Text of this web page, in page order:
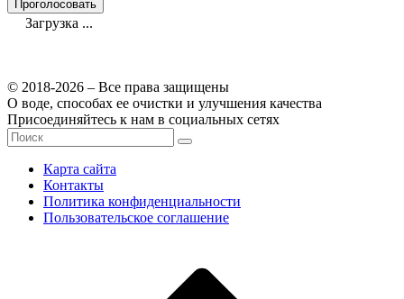
Загрузка ...
© 2018-2026 – Все права защищены
О воде, способах ее очистки и улучшения качества
Присоединяйтесь к нам в социальных сетях
Карта сайта
Контакты
Политика конфиденциальности
Пользовательское соглашение